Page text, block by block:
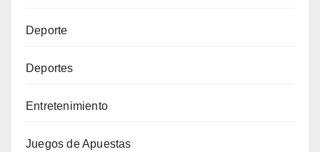
Deporte
Deportes
Entretenimiento
Juegos de Apuestas